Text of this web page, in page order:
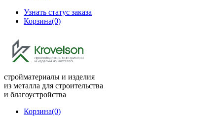
Узнать статус заказа
Корзина(0)
стройматериалы и изделия
из металла для строительства
и благоустройства
Корзина(0)